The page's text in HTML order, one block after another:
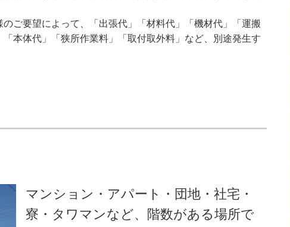
ご要望によって、「出張代」「材料代」「機材代」「運搬
本体代」「狭所作業料」「取付取外料」など、別途発生す
マンション・アパート・団地・社宅・
寮・タワマンなど、階数がある場所で